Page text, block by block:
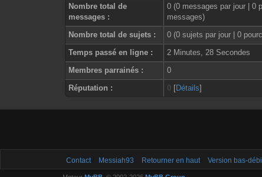
Nombre total de
messages :
0 (0 messages par jour | 0
messages)
Nombre total de sujets :
0 (0 sujets par jour | 0
Temps passé en ligne :
2 Minutes, 28 Secondes
Membres parrainés :
0
Réputation :
0 [Détails]
Contact Messiah93 Retourner en haut Version bas-